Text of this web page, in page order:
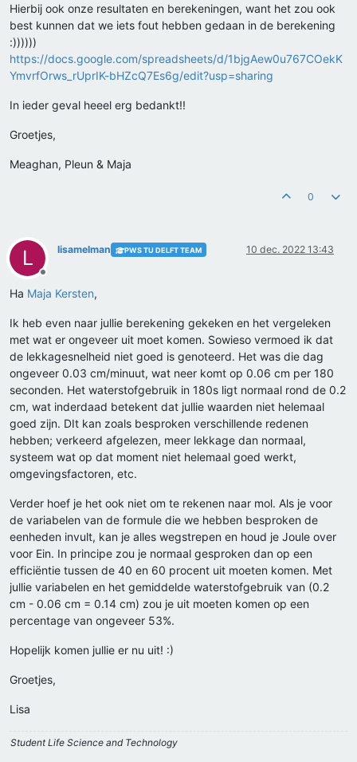
Hierbij ook onze resultaten en berekeningen, want het zou ook
best kunnen dat we iets fout hebben gedaan in de berekening
:))))))
https://docs.google.com/spreadsheets/d/1bjgAew0u767COekK
YmvrfOrws_rUprIK-bHZcQ7Es6g/edit?usp=sharing
In ieder geval heeel erg bedankt!!
Groetjes,
Meaghan, Pleun & Maja
0
L
Offline
lisamelman PWS TU DELFT TEAM 10 dec. 2022 13:43
Ha Maja Kersten,
Ik heb even naar jullie berekening gekeken en het vergeleken
met wat er ongeveer uit moet komen. Sowieso vermoed ik dat
de lekkagesnelheid niet goed is genoteerd. Het was die dag
ongeveer 0.03 cm/minuut, wat neer komt op 0.06 cm per 180
seconden. Het waterstofgebruik in 180s ligt normaal rond de 0.2
cm, wat inderdaad betekent dat jullie waarden niet helemaal
goed zijn. DIt kan zoals besproken verschillende redenen
hebben; verkeerd afgelezen, meer lekkage dan normaal,
systeem wat op dat moment niet helemaal goed werkt,
omgevingsfactoren, etc.
Verder hoef je het ook niet om te rekenen naar mol. Als je voor
de variabelen van de formule die we hebben besproken de
eenheden invult, kan je alles wegstrepen en houd je Joule over
voor Ein. In principe zou je normaal gesproken dan op een
efficiëntie tussen de 40 en 60 procent uit moeten komen. Met
jullie variabelen en het gemiddelde waterstofgebruik van (0.2
cm - 0.06 cm = 0.14 cm) zou je uit moeten komen op een
percentage van ongeveer 53%.
Hopelijk komen jullie er nu uit! :)
Groetjes,
Lisa
Student Life Science and Technology